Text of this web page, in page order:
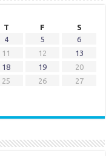
T F
S
4 5
6
11 12
13
18 19
20
25 26
27